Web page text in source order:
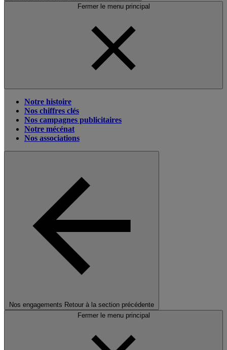
Fermer le menu principal
Notre histoire
Nos chiffres clés
Nos campagnes publicitaires
Notre mécénat
Nos associations
Nos engagements Retour à la section précédente
Fermer le menu principal